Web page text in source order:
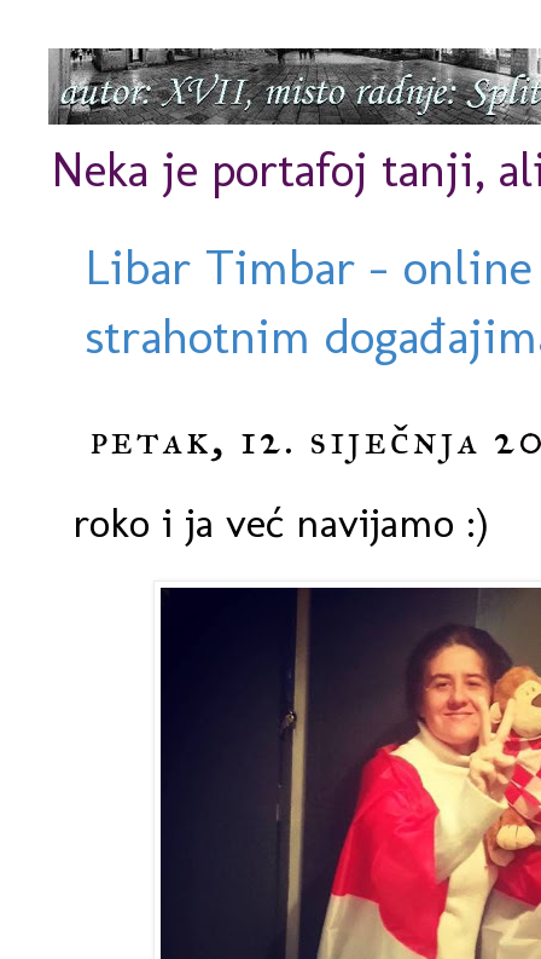
Neka je portafoj tanji,
Libar Timbar -
strahotnim
petak, 12. siječnja
roko i ja već navijamo :)